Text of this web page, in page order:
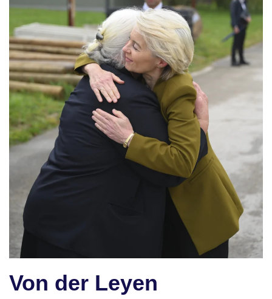
Von der Leyen